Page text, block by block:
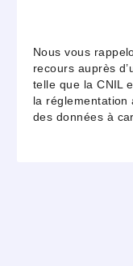
Nous vous
recours auprès
telle que la CNIL
la réglementation
des données à